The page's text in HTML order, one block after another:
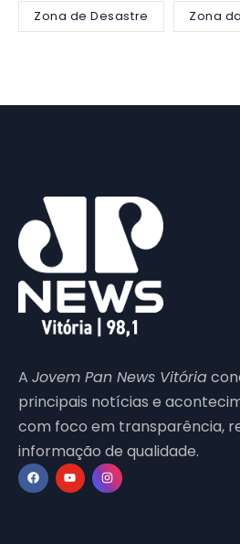
Zona de Desastre Zona
A Jovem Pan News Vitória
principais notícias e
com foco em transparência,
informação de qualidade.